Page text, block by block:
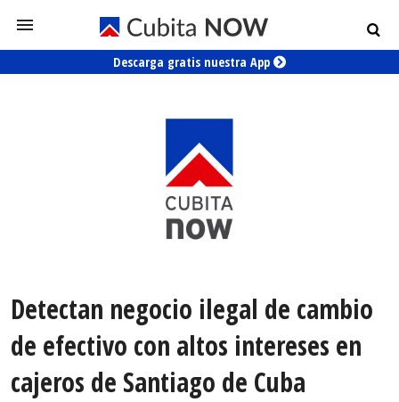
Descarga gratis nuestra App
Detectan negocio ilegal de cambio
de efectivo con altos intereses en
cajeros de Santiago de Cuba